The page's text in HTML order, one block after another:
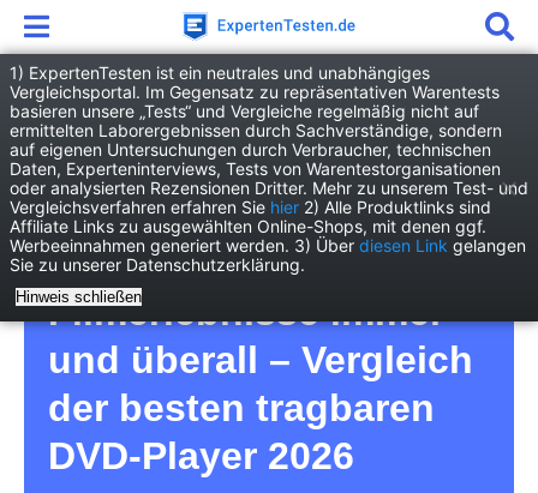
Elektronik
TV/Heimkino
Tragbare DVD-Player
Tragbare DVD-Player
Test – für
Filmerlebnisse immer
und überall – Vergleich
der besten tragbaren
DVD-Player 2026
1) ExpertenTesten ist ein neutrales und unabhängiges
Vergleichsportal. Im Gegensatz zu repräsentativen Warentests
basieren unsere „Tests“ und Vergleiche regelmäßig nicht auf
ermittelten Laborergebnissen durch Sachverständige, sondern
auf eigenen Untersuchungen durch Verbraucher, technischen
Daten, Experteninterviews, Tests von Warentestorganisationen
oder analysierten Rezensionen Dritter. Mehr zu unserem Test- und
Vergleichsverfahren erfahren Sie hier 2) Alle Produktlinks sind
Affiliate Links zu ausgewählten Online-Shops, mit denen ggf.
Werbeeinnahmen generiert werden. 3) Über diesen Link gelangen
Sie zu unserer Datenschutzerklärung.
Hinweis schließen